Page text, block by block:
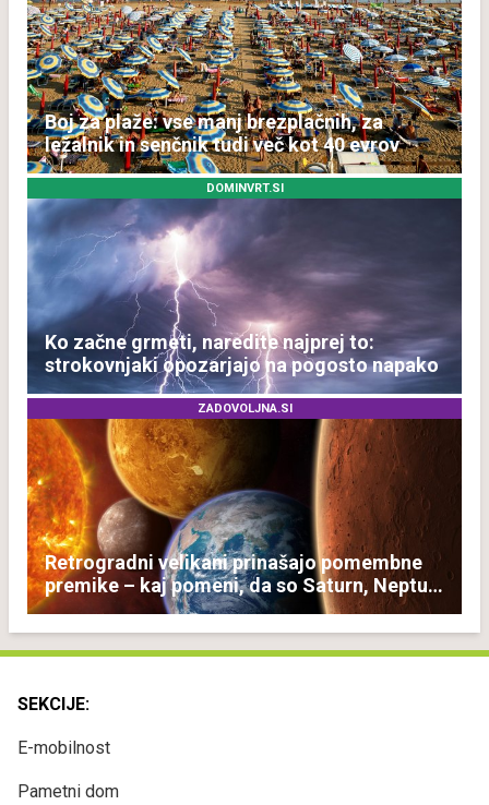
Boj za plaže: vse manj brezplačnih, za
ležalnik in senčnik tudi več kot 40 evrov
DOMINVRT.SI
Ko začne grmeti, naredite najprej to:
strokovnjaki opozarjajo na pogosto napako
ZADOVOLJNA.SI
Retrogradni velikani prinašajo pomembne
premike – kaj pomeni, da so Saturn, Neptun
in Pluton hkrati retrogradni?
SEKCIJE:
E-mobilnost
Pametni dom